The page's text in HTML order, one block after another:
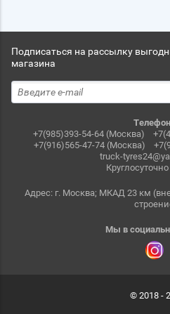
Подписаться на рассылку
магазина
+7(985)393-54-64 (Москва)
+7(916)565-47-74 (Москва)
truck-
Адрес: г. Москва; МКАД 23 км
Мы в
© 2018 -